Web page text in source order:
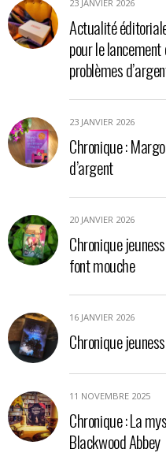
23 JANVIER 2026
Actualité
pour le
problèmes
23 JANVIER 2026
Chronique :
d’argent
20 JANVIER 2026
Chronique
font mouche
16 JANVIER 2026
Chronique
11 NOVEMBRE 2025
Chronique : La
Blackwood Abbey